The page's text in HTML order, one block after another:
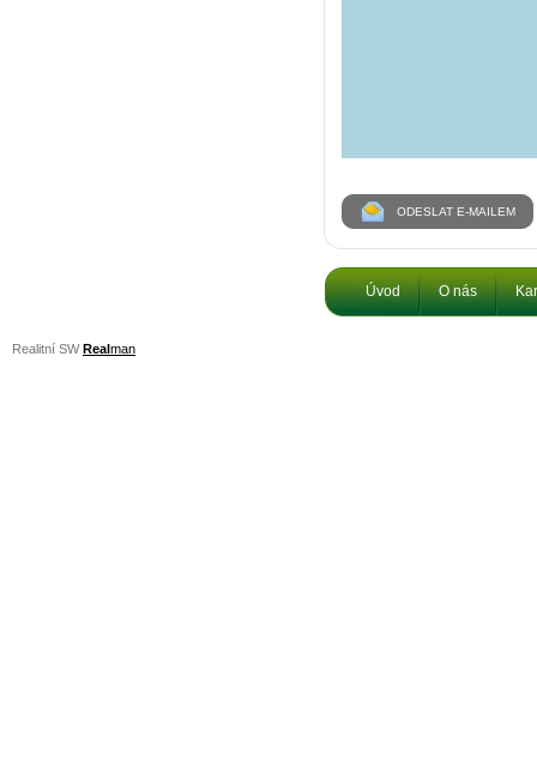
ODESLAT E-MAILEM
Úvod O nás
Realitní SWRealman